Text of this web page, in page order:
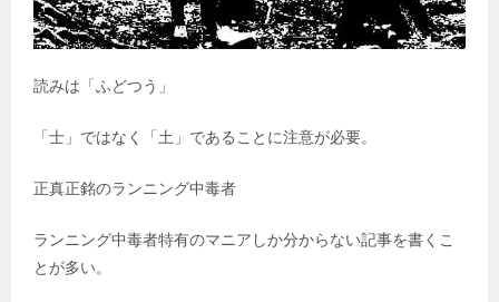
読みは「ふどつう」
「士」ではなく「土」であることに注意が必要。
正真正銘のランニング中毒者
ランニング中毒者特有のマニアしか分からない記事を書くこ
とが多い。